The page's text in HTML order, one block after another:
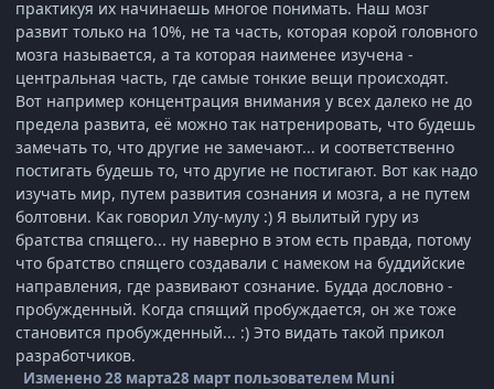
практикуя их начинаешь многое понимать. Наш мозг
развит только на 10%, не та часть, которая корой головного
мозга называется, а та которая наименее изучена -
центральная часть, где самые тонкие вещи происходят.
Вот например концентрация внимания у всех далеко не до
предела развита, её можно так натренировать, что будешь
замечать то, что другие не замечают... и соответственно
постигать будешь то, что другие не постигают. Вот как надо
изучать мир, путем развития сознания и мозга, а не путем
болтовни. Как говорил Улу-мулу :) Я вылитый гуру из
братства спящего... ну наверно в этом есть правда, потому
что братство спящего создавали с намеком на буддийские
направления, где развивают сознание. Будда дословно -
пробужденный. Когда спящий пробуждается, он же тоже
становится пробужденный... :) Это видать такой прикол
разработчиков.
Изменено28 марта28 мартпользователем Muni